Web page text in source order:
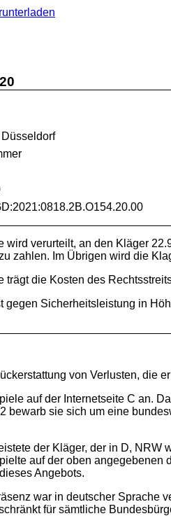
wird verurteilt, an den Kläger
zahlen. Im Übrigen wird die
trägt die Kosten des
gegen Sicherheitsleistung in
von Verlusten, die
auf der Internetseite C an.
bewarb sie sich um eine
der Kläger, der in D,
auf der oben
Angebots.
war in deutscher
für sämtliche